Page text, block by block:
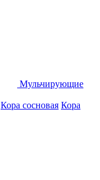
Мульчирующие
Кора сосновая Кора